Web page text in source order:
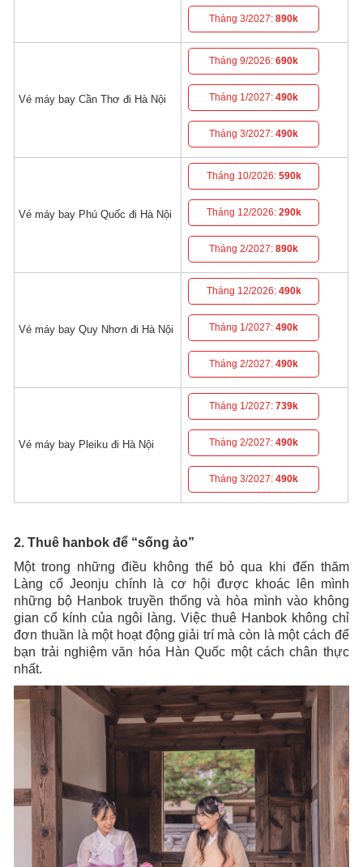
Tháng 3/2027:890k
Vé máy bay Cần Thơ đi Hà Nội
Tháng 9/2026:690k
Tháng 1/2027:490k
Tháng 3/2027:490k
Vé máy bay Phú Quốc đi Hà Nội
Tháng 10/2026: 590k
Tháng 12/2026: 290k
Tháng 2/2027:890k
Vé máy bay Quy Nhơn đi Hà Nội
Tháng 12/2026: 490k
Tháng 1/2027:490k
Tháng 2/2027:490k
Vé máy bay Pleiku đi Hà Nội
Tháng 1/2027:739k
Tháng 2/2027:490k
Tháng 3/2027:490k
2. Thuê hanbok để “sống ảo”
Một trong những điều không thể bỏ qua khi đến thăm
Làng cổ Jeonju chính là cơ hội được khoác lên mình
những bộ Hanbok truyền thống và hòa mình vào không
gian cổ kính của ngôi làng. Việc thuê Hanbok không chỉ
đơn thuần là một hoạt động giải trí mà còn là một cách để
bạn trải nghiệm văn hóa Hàn Quốc một cách chân thực
nhất.